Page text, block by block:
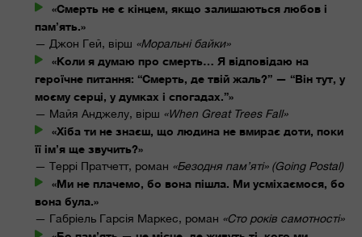
«Смерть не є кінцем, якщо залишаються любов і
пам’ять.»
— Джон Гей, вірш «Моральні байки»
«Коли я думаю про смерть… Я відповідаю на
героїчне питання: “Смерть, де твій жаль?” — “Він тут, у
моєму серці, у думках і спогадах.”»
— Майя Анджелу, вірш «When Great Trees Fall»
«Хіба ти не знаєш, що людина не вмирає доти, поки
її ім’я ще звучить?»
— Террі Пратчетт, роман «Безодня пам’яті» (Going Postal)
«Ми не плачемо, бо вона пішла. Ми усміхаємося, бо
вона була.»
— Габріель Гарсія Маркес, роман «Сто років самотності»